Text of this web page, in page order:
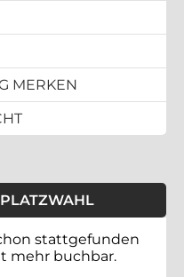
MERKEN
stattgefunden
mehr buchbar.